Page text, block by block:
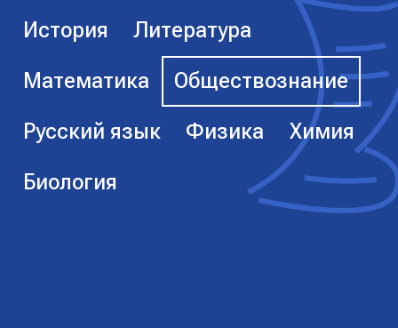
История Литература
Математика Обществознание
Русский язык Физика Химия
Биология